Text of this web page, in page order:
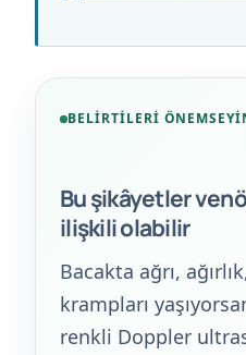
BELIRTILERI
Bu şikâyetler
ilişkili olabilir
Bacakta ağrı,
krampları
renkli Doppler